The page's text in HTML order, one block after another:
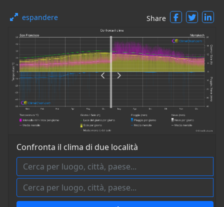
espandere Share
Confronta il clima di due località